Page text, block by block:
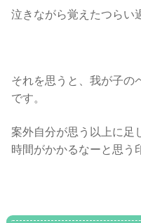
泣きながら覚えたつらい
それを思うと、我が子の
です。
案外自分が思う以上に足
時間がかかるなーと思う